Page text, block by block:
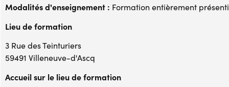
Modalités d'enseignement : Formation entièrement
Lieu de formation
3 Rue des Teinturiers
59491 Villeneuve-d'Ascq
Accueil sur le lieu de formation